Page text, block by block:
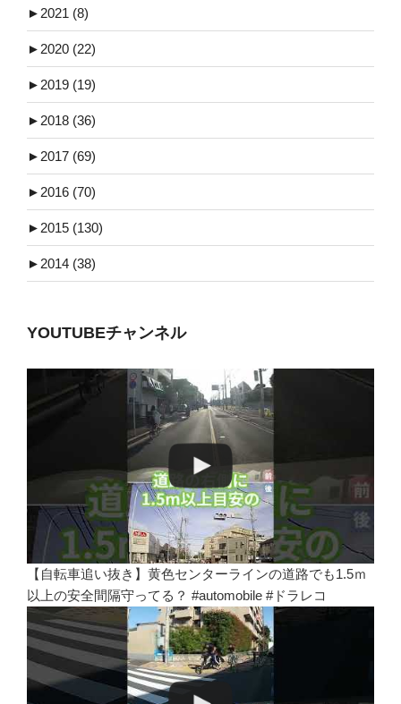
► 2021 (8)
► 2020 (22)
► 2019 (19)
► 2018 (36)
► 2017 (69)
► 2016 (70)
► 2015 (130)
► 2014 (38)
YOUTUBEチャンネル
【自転車追い抜き】黄色センターラインの道路でも1.5ｍ
以上の安全間隔守ってる？ #automobile #ドラレコ